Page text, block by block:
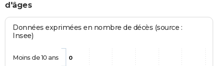
d'âges
Données exprimées en nombre de décès (source :
Insee)
0
Moins de 10 ans